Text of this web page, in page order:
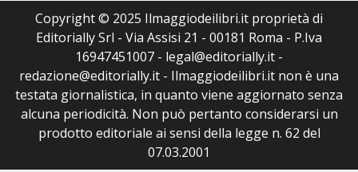
Copyright © 2025 Ilmaggiodeilibri.it proprietà di
Editorially Srl - Via Assisi 21 - 00181 Roma - P.Iva
16947451007 - legal@editorially.it -
redazione@editorially.it - Ilmaggiodeilibri.it non è una
testata giornalistica, in quanto viene aggiornato senza
alcuna periodicità. Non può pertanto considerarsi un
prodotto editoriale ai sensi della legge n. 62 del
07.03.2001